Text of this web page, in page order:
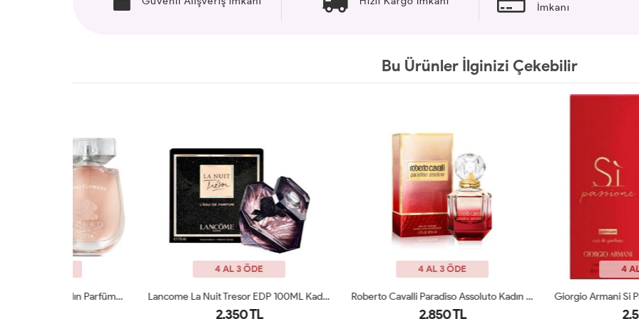
İmkanı
Bu Ürünler İlginizi Çekebilir
Lancome La Nuit Tresor EDP 100ML Kadın Parfüm ARC JLT Roberto Cavalli Paradiso Assoluto Kadın Parfüm ARC JLT
4 AL 3 ÖDE